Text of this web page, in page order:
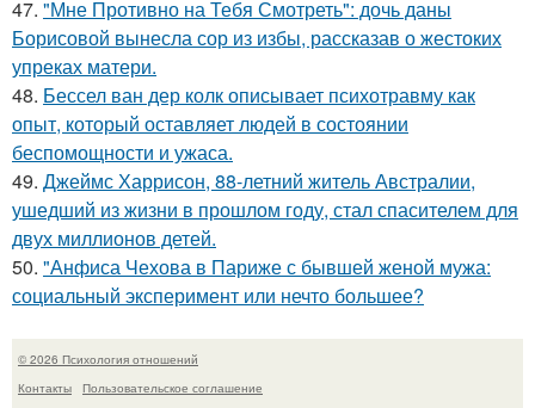
47. "Мне Противно на Тебя Смотреть": дочь даны
Борисовой вынесла сор из избы, рассказав о жестоких
упреках матери.
48. Бессел ван дер колк описывает психотравму как
опыт, который оставляет людей в состоянии
беспомощности и ужаса.
49. Джеймс Харрисон, 88-летний житель Австралии,
ушедший из жизни в прошлом году, стал спасителем для
двух миллионов детей.
50. "Анфиса Чехова в Париже с бывшей женой мужа:
социальный эксперимент или нечто большее?
© 2026 Психология отношений
Контакты
Пользовательское соглашение